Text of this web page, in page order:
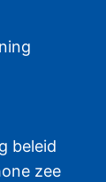
beleid
zee